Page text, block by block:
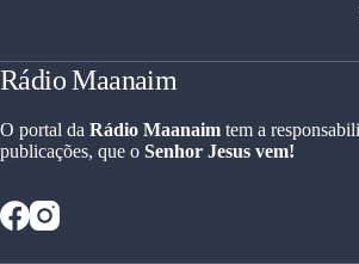
Rádio Maanaim
O portal da Rádio Maanaim tem a
publicações, que o Senhor Jesus vem!